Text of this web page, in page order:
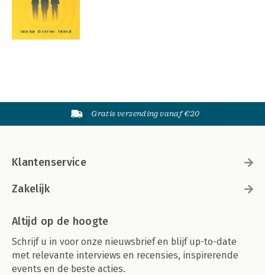
Gratis verzending vanaf €20
Klantenservice
Zakelijk
Altijd op de hoogte
Schrijf u in voor onze nieuwsbrief en blijf up-to-date
met relevante interviews en recensies, inspirerende
events en de beste acties.